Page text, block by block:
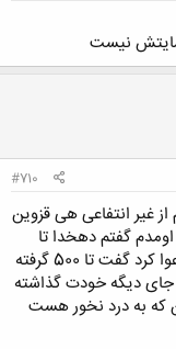
سایتش نیست
#710
1800 بود هیچکدوم از غیر انتفاعی هی قزوین
گفتم دهخدا تا
900 گرفته پارسال یکی که قبول شده بود اومد دعوا کرد گفت تا 500 گرفته
جای دیگه خودت گذاشته
که به درد نخور هست